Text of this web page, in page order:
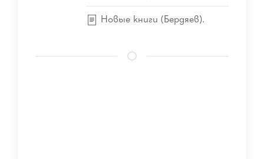
Новые книги (Бердяев).